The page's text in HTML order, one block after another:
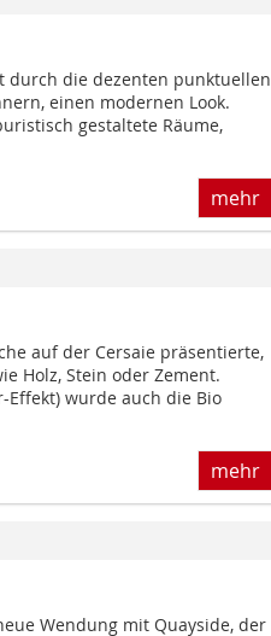
durch die dezenten punktuellen
einen modernen Look.
gestaltete Räume,
mehr
auf der Cersaie präsentierte,
Holz, Stein oder Zement.
Effekt) wurde auch die Bio
mehr
Wendung mit Quayside, der